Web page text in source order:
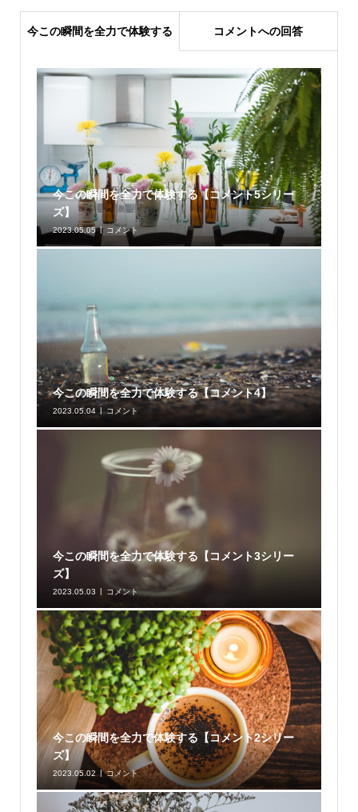
今この瞬間を全力で体験する コメントへの回答
今この瞬間を全力で体験する【コメント5シリー
ズ】
2023.05.05 コメント
今この瞬間を全力で体験する【コメント4】
2023.05.04 コメント
今この瞬間を全力で体験する【コメント3シリー
ズ】
2023.05.03 コメント
今この瞬間を全力で体験する【コメント2シリー
ズ】
2023.05.02 コメント